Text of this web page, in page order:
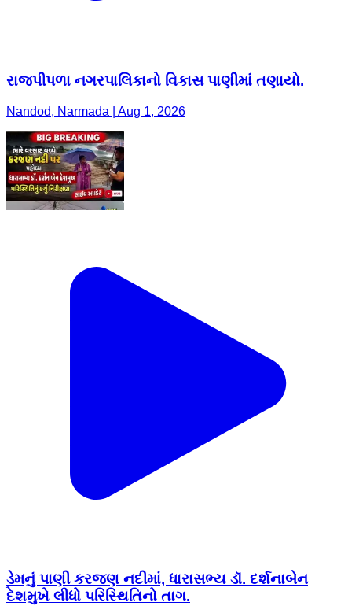
રાજપીપળા નગરપાલિકાનો વિકાસ પાણીમાં તણાયો.
Nandod, Narmada | Aug 1, 2026
ડેમનું પાણી કરજણ નદીમાં, ધારાસભ્ય ડૉ. દર્શનાબેન
દેશમુખે લીધો પરિસ્થિતિનો તાગ.